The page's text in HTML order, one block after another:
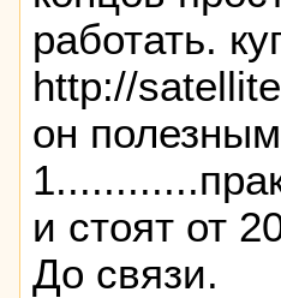
работать.
http://
он
и стоят от
До связи.